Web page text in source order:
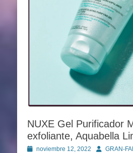
NUXE Gel Purificador
exfoliante, Aquabella
Publicado
noviembre 12, 2022 AutorGRAN-